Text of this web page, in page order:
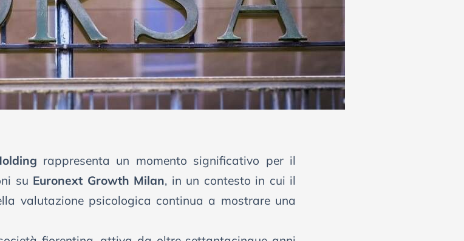
rappresenta un momento significativo per il
su Euronext Growth Milan, in un contesto in cui il
valutazione psicologica continua a mostrare una